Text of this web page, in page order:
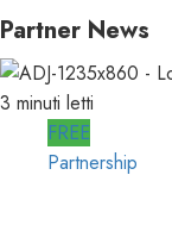
Partner News
3 minuti letti
FREE
Partnership